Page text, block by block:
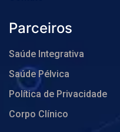
Parceiros
Saúde Integrativa
Saúde Pélvica
Política de Privacidade
Corpo Clínico